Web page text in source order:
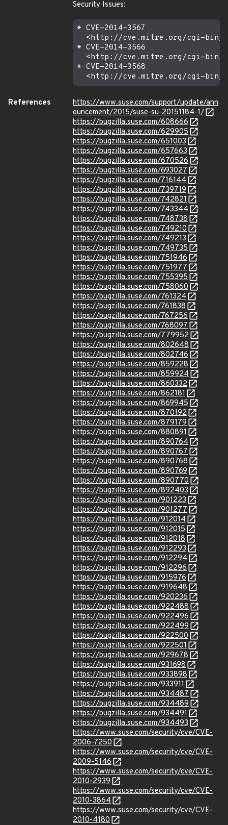
Security Issues:
* CVE-2014-3567
<http://cve.mitre.org/cgi-
* CVE-2014-3566
<http://cve.mitre.org/cgi-
* CVE-2014-3568
References
https://www.suse.com/support/update/ann
ouncement/2015/suse-su-20151184-1/
https://bugzilla.suse.com/608666
https://bugzilla.suse.com/629905
https://bugzilla.suse.com/651003
https://bugzilla.suse.com/657663
https://bugzilla.suse.com/670526
https://bugzilla.suse.com/693027
https://bugzilla.suse.com/716144
https://bugzilla.suse.com/739719
https://bugzilla.suse.com/742821
https://bugzilla.suse.com/743344
https://bugzilla.suse.com/748738
https://bugzilla.suse.com/749210
https://bugzilla.suse.com/749213
https://bugzilla.suse.com/749735
https://bugzilla.suse.com/751946
https://bugzilla.suse.com/751977
https://bugzilla.suse.com/755395
https://bugzilla.suse.com/758060
https://bugzilla.suse.com/761324
https://bugzilla.suse.com/761838
https://bugzilla.suse.com/767256
https://bugzilla.suse.com/768097
https://bugzilla.suse.com/779952
https://bugzilla.suse.com/802648
https://bugzilla.suse.com/802746
https://bugzilla.suse.com/859228
https://bugzilla.suse.com/859924
https://bugzilla.suse.com/860332
https://bugzilla.suse.com/862181
https://bugzilla.suse.com/869945
https://bugzilla.suse.com/870192
https://bugzilla.suse.com/879179
https://bugzilla.suse.com/880891
https://bugzilla.suse.com/890764
https://bugzilla.suse.com/890767
https://bugzilla.suse.com/890768
https://bugzilla.suse.com/890769
https://bugzilla.suse.com/890770
https://bugzilla.suse.com/892403
https://bugzilla.suse.com/901223
https://bugzilla.suse.com/901277
https://bugzilla.suse.com/912014
https://bugzilla.suse.com/912015
https://bugzilla.suse.com/912018
https://bugzilla.suse.com/912293
https://bugzilla.suse.com/912294
https://bugzilla.suse.com/912296
https://bugzilla.suse.com/915976
https://bugzilla.suse.com/919648
https://bugzilla.suse.com/920236
https://bugzilla.suse.com/922488
https://bugzilla.suse.com/922496
https://bugzilla.suse.com/922499
https://bugzilla.suse.com/922500
https://bugzilla.suse.com/922501
https://bugzilla.suse.com/929678
https://bugzilla.suse.com/931698
https://bugzilla.suse.com/933898
https://bugzilla.suse.com/933911
https://bugzilla.suse.com/934487
https://bugzilla.suse.com/934489
https://bugzilla.suse.com/934491
https://bugzilla.suse.com/934493
https://www.suse.com/security/cve/CVE-
2006-7250
https://www.suse.com/security/cve/CVE-
2009-5146
https://www.suse.com/security/cve/CVE-
2010-2939
https://www.suse.com/security/cve/CVE-
2010-3864
https://www.suse.com/security/cve/CVE-
2010-4180